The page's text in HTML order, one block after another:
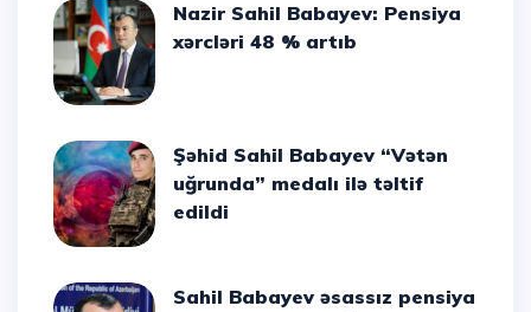
Nazir Sahil Babayev: Pensiya
xərcləri 48 % artıb
Şəhid Sahil Babayev “Vətən
uğrunda” medalı ilə təltif
edildi
Sahil Babayev əsassız pensiya